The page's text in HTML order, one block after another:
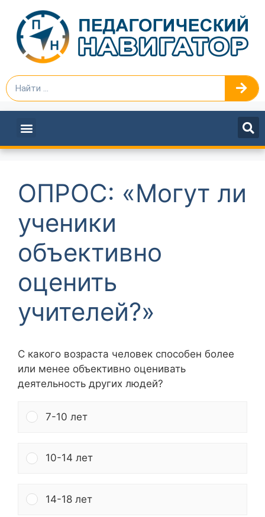
ОПРОС: «Могут ли
ученики
объективно
оценить
учителей?»
С какого возраста человек способен более
или менее объективно оценивать
деятельность других людей?
7-10 лет
10-14 лет
14-18 лет